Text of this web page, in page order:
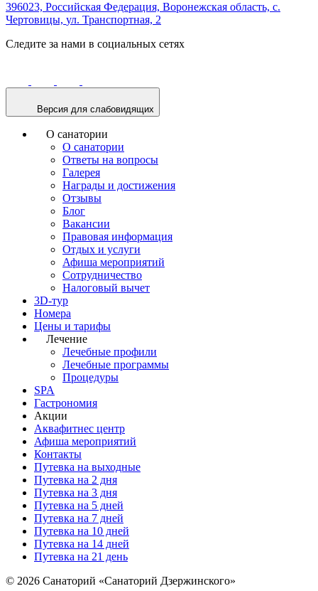
396023, Российская Федерация, Воронежская область, с.
Чертовицы, ул. Транспортная, 2
Следите за нами в социальных сетях
Версия для слабовидящих
О санатории
О санатории
Ответы на вопросы
Галерея
Награды и достижения
Отзывы
Блог
Вакансии
Правовая информация
Отдых и услуги
Афиша мероприятий
Сотрудничество
Налоговый вычет
3D-тур
Номера
Цены и тарифы
Лечение
Лечебные профили
Лечебные программы
Процедуры
SPA
Гастрономия
Акции
Аквафитнес центр
Афиша мероприятий
Контакты
Путевка на выходные
Путевка на 2 дня
Путевка на 3 дня
Путевка на 5 дней
Путевка на 7 дней
Путевка на 10 дней
Путевка на 14 дней
Путевка на 21 день
© 2026 Санаторий «Санаторий Дзержинского»